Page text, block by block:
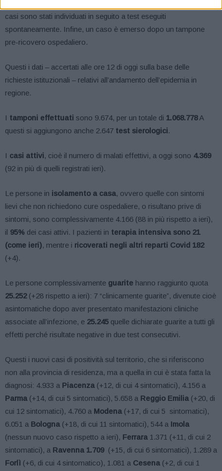
casi sono stati individuati in seguito a test eseguiti
spontaneamente. Infine, un caso è emerso dopo un tampone
pre-ricovero ospedaliero.
Questi i dati – accertati alle ore 12 di oggi sulla base delle
richieste istituzionali – relativi all’andamento dell’epidemia in
regione.
I tamponi effettuati sono 9.674, per un totale di 1.068.778A
questi si aggiungono anche 2.647 test sierologici.
I casi attivi, cioè il numero di malati effettivi, a oggi sono 4.369
(92 in più di quelli registrati ieri).
Le persone in isolamento a casa, ovvero quelle con sintomi
lievi che non richiedono cure ospedaliere, o risultano prive di
sintomi, sono complessivamente 4.166 (88 in più rispetto a ieri),
il 95% dei casi attivi. I pazienti in terapia intensiva sono 21
(come ieri), mentre i ricoverati negli altri reparti Covid 182
(+4).
Le persone complessivamente guarite hanno raggiunto quota
25.252 (+28 rispetto a ieri): 7 “clinicamente guarite”, divenute cioè
asintomatiche dopo aver presentato manifestazioni cliniche
associate all’infezione, e 25.245 quelle dichiarate guarite a tutti gli
effetti perché risultate negative in due test consecutivi.
Questi i nuovi casi di positività sul territorio, che si riferiscono
non alla provincia di residenza, ma a quella in cui è stata fatta la
diagnosi: 4.933 a Piacenza (+12, di cui 4 sintomatici), 4.156 a
Parma (+14, di cui 5 sintomatici), 5.658 a Reggio Emilia (+20, di
cui 12 sintomatici), 4.760 a Modena (+17, di cui 5 sintomatici),
6.051 a Bologna (+18, di cui 11 sintomatici), 544 a Imola
(nessun nuovo caso rispetto a ieri), Ferrara 1.371 (+11, di cui 2
sintomatici), a Ravenna 1.709 (+15, di cui 6 sintomatici), 1.289 a
Forlì (+6, di cui 4 sintomatico), 1.081 a Cesena (+2, di cui 1